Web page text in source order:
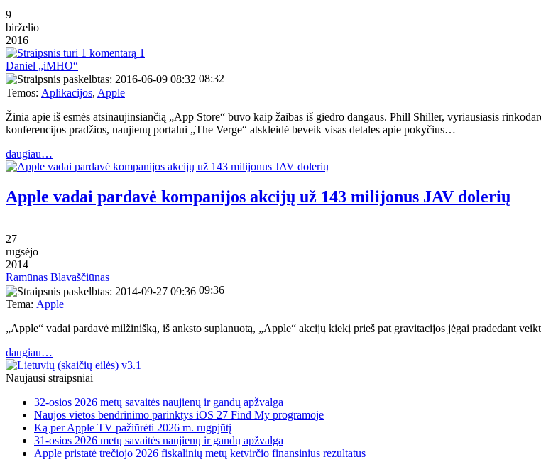
9
birželio
2016
1
Daniel „iMHO“
08:32
Temos: Aplikacijos, Apple
Žinia apie iš esmės atsinaujinsiančią „App Store“ buvo kaip žaibas iš giedro dangaus. Phill Shiller, vyriausiasis
konferencijos pradžios, naujienų portalui „The Verge“ atskleidė beveik visas detales apie pokyčius…
daugiau…
Apple vadai pardavė kompanijos akcijų už 143 milijonus JAV dolerių
27
rugsėjo
2014
Ramūnas Blavaščiūnas
09:36
Tema: Apple
„Apple“ vadai pardavė milžinišką, iš anksto suplanuotą, „Apple“ akcijų kiekį prieš pat gravitacijos jėgai pradedant
daugiau…
Naujausi straipsniai
32-osios 2026 metų savaitės naujienų ir gandų apžvalga
Naujos vietos bendrinimo parinktys iOS 27 Find My programoje
Ką per Apple TV pažiūrėti 2026 m. rugpjūtį
31-osios 2026 metų savaitės naujienų ir gandų apžvalga
Apple pristatė trečiojo 2026 fiskalinių metų ketvirčio finansinius rezultatus